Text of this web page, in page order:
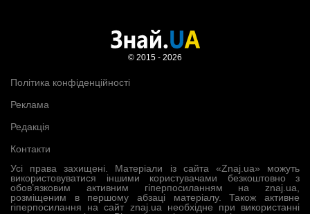
Усі права захищені. Матеріали із сайта «Znaj.ua» можуть
використовуватися іншими користувачами безкоштовно з
обов’язковим активним гіперпосиланням на znaj.ua,
розміщеним в першому абзаці матеріалу. Також активне
гіперпосилання на сайт znaj.ua необхідне при використанні
Політика конфіденційності
Реклама
Редакція
Контакти
© 2015 - 2026